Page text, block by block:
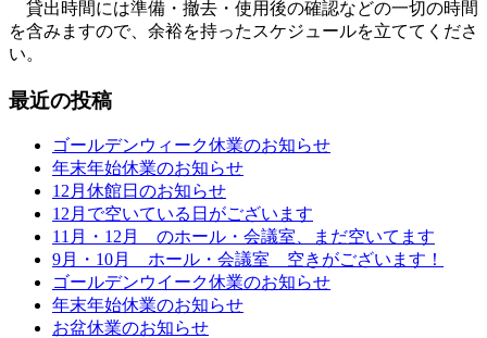
貸出時間には準備・撤去・使用後の確認などの一切の時間
を含みますので、余裕を持ったスケジュールを立ててくださ
い。
最近の投稿
ゴールデンウィーク休業のお知らせ
年末年始休業のお知らせ
12月休館日のお知らせ
12月で空いている日がございます
11月・12月 のホール・会議室、まだ空いてます
9月・10月 ホール・会議室 空きがございます！
ゴールデンウイーク休業のお知らせ
年末年始休業のお知らせ
お盆休業のお知らせ